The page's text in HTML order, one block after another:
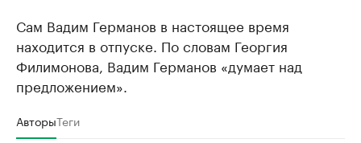
Сам Вадим Германов в настоящее время
находится в отпуске. По словам Георгия
Филимонова, Вадим Германов «думает над
предложением».
АвторыТеги